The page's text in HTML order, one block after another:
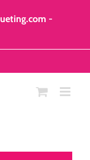
-